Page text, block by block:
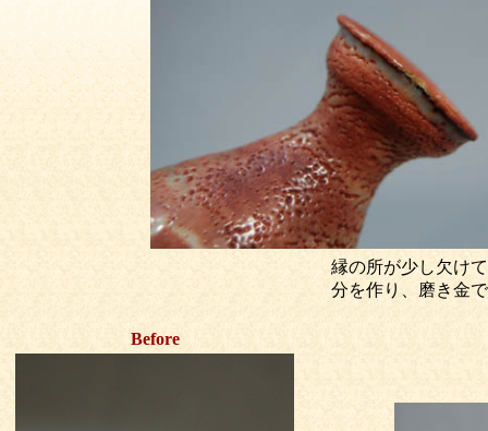
縁の所が少し欠け
分を作り、磨き金
Before